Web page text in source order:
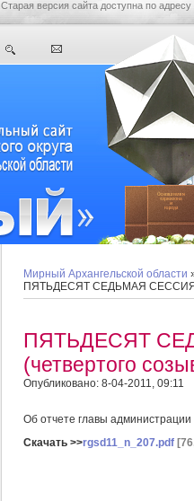
Старая версия сайта доступна по адресу
Мирный Архангельской области
ПЯТЬДЕСЯТ СЕДЬМАЯ СЕССИЯ
ПЯТЬДЕСЯТ
(четвертого
Опубликовано: 8-04-2011, 09:11
Об отчете главы
Скачать >>rgsd11_n_207.pdf